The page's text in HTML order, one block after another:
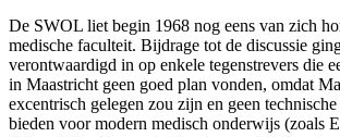
De SWOL liet begin 1968 nog eens van zich
medische faculteit. Bijdrage tot de discussie
verontwaardigd in op enkele tegenstrevers die
in Maastricht geen goed plan vonden, omdat
excentrisch gelegen zou zijn en geen
bieden voor modern medisch onderwijs (zoals